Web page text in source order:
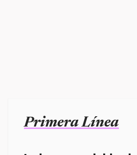
Primera Línea